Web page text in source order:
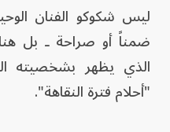
ليس شكوكو الفنان
ضمناً أو صراحة ـ بل
الذي يظهر بشخصيته
"أحلام فترة النقاهة".